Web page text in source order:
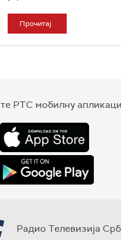
Прочитај
РТС мобилну
Радио Телевизија